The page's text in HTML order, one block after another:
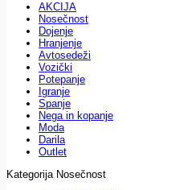
AKCIJA
Nosečnost
Dojenje
Hranjenje
Avtosedeži
Vozički
Potepanje
Igranje
Spanje
Nega in kopanje
Moda
Darila
Outlet
Kategorija Nosečnost